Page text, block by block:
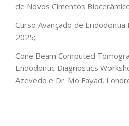
de Novos Cimentos
Curso Avançado de
2025;
Cone Beam Computed
Endodontic Diagnostics
Azevedo e Dr. Mo Fayad,